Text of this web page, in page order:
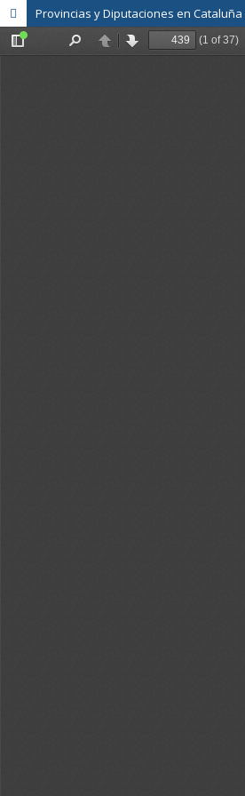
Provincias y Diputaciones en